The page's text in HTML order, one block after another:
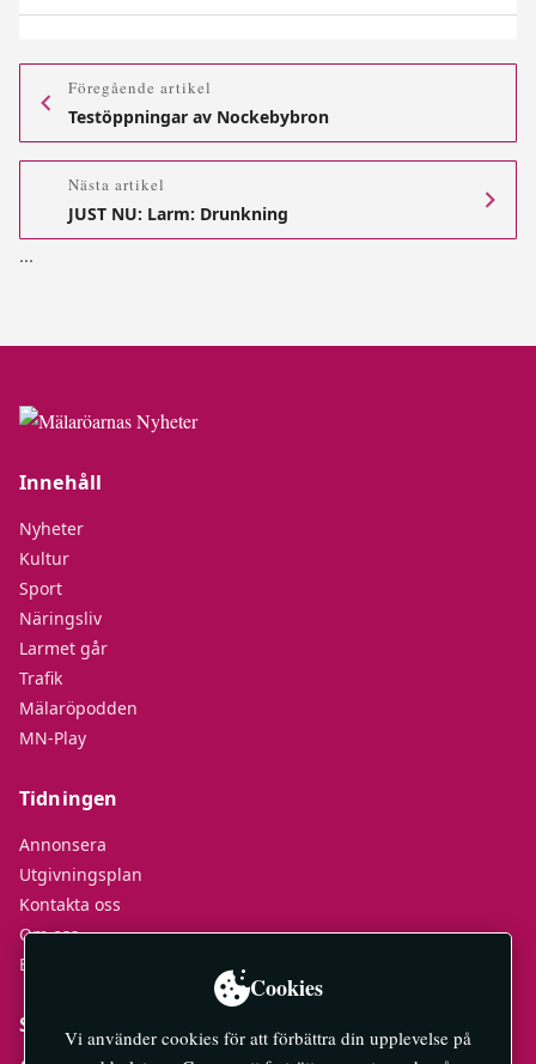
Föregående artikel
Testöppningar av Nockebybron
Nästa artikel
JUST NU: Larm: Drunkning
...
Innehåll
Nyheter
Kultur
Sport
Näringsliv
Larmet går
Trafik
Mälaröpodden
MN-Play
Tidningen
Annonsera
Utgivningsplan
Kontakta oss
Om oss
E-tidningar
Socialt
Cookies
Vi använder cookies för att förbättra din upplevelse på